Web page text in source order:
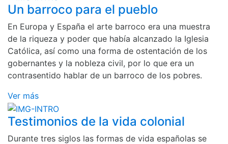
Un barroco para el pueblo
En Europa y España el arte barroco era una muestra
de la riqueza y poder que había alcanzado la Iglesia
Católica, así como una forma de ostentación de los
gobernantes y la nobleza civil, por lo que era un
contrasentido hablar de un barroco de los pobres.
Ver más
Testimonios de la vida colonial
Durante tres siglos las formas de vida españolas se